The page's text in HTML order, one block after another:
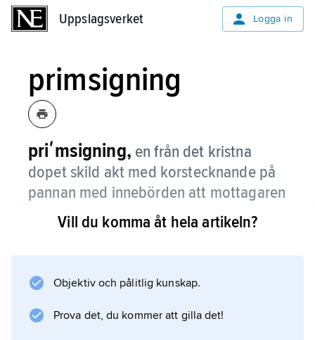
Uppslagsverket Logga in
primsigning
priʹmsigning, en från det kristna
dopet skild akt med korstecknande på
pannan med innebörden att mottagaren
nu var en blivande kristen.
eftersom de kristna folken undvek samröre
sedan med dopritualet.
Vill du komma åt hela artikeln?
Objektiv och pålitlig kunskap.
Prova det, du kommer att gilla det!